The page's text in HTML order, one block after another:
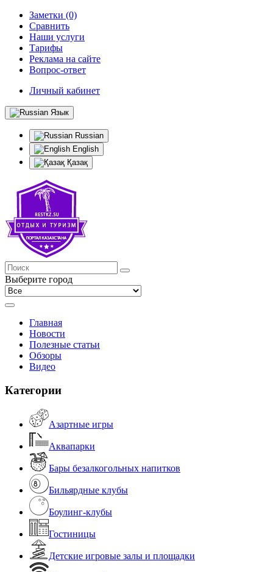
Заметки (0)
Сравнить
Наши услуги
Тарифы
Реклама на сайте
Вопрос-ответ
Личный кабинет
Язык
Russian
English
Қазақ
Выберите город
Главная
Новости
Полезные статьи
Обзоры
Видео
Категории
Азартные игры
Аквапарки
Бары безалкогольных напитков
Бильярдные клубы
Боулинг-клубы
Гостиницы
Детские игровые залы и площадки